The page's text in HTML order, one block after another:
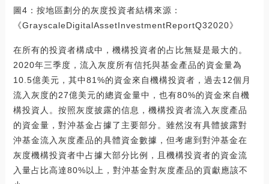
圖4：按地區劃分的灰度投資者結構來源：
《GrayscaleDigitalAssetInvestmentReportQ32020》
在所有的投資者構成中，機構投資者的占比無疑是最大的。
2020年三季度，流入灰度所有信托與基金產品的資金量為
10.5億美元，其中81%的資金來自機構投資者，過去12個月
流入灰度的27億美元的總資金量中，也有80%的資金來自機
構投資人。按照灰度披露的信息，機構投資者流入灰度產品
的資金量，對沖基金占據了主要部分。雖然沒有具體披露對
沖基金流入灰度產品的具體資金數據，但考慮到對沖基金在
灰度機構投資者中占據大部分比例，且機構投資者的資金流
入量占比高達80%以上，對沖基金對灰度產品的貢獻應該不